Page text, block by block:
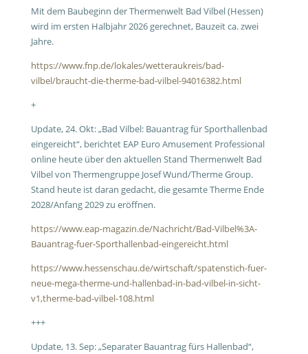
Mit dem Baubeginn der Thermenwelt Bad Vilbel (Hessen)
wird im ersten Halbjahr 2026 gerechnet, Bauzeit ca. zwei
Jahre.
https://www.fnp.de/lokales/wetteraukreis/bad-
vilbel/braucht-die-therme-bad-vilbel-94016382.html
+
Update, 24. Okt: „Bad Vilbel: Bauantrag für Sporthallenbad
eingereicht“, berichtet EAP Euro Amusement Professional
online heute über den aktuellen Stand Thermenwelt Bad
Vilbel von Thermengruppe Josef Wund/Therme Group.
Stand heute ist daran gedacht, die gesamte Therme Ende
2028/Anfang 2029 zu eröffnen.
https://www.eap-magazin.de/Nachricht/Bad-Vilbel%3A-
Bauantrag-fuer-Sporthallenbad-eingereicht.html
https://www.hessenschau.de/wirtschaft/spatenstich-fuer-
neue-mega-therme-und-hallenbad-in-bad-vilbel-in-sicht-
v1,therme-bad-vilbel-108.html
+++
Update, 13. Sep: „Separater Bauantrag fürs Hallenbad“,